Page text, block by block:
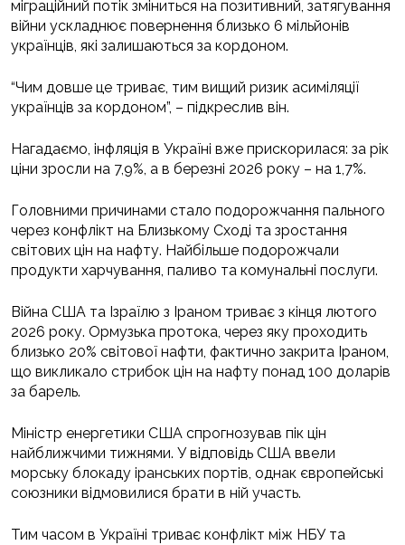
міграційний потік зміниться на позитивний, затягування
війни ускладнює повернення близько 6 мільйонів
українців, які залишаються за кордоном.
“Чим довше це триває, тим вищий ризик асиміляції
українців за кордоном”, – підкреслив він.
Нагадаємо, інфляція в Україні вже прискорилася: за рік
ціни зросли на 7,9%, а в березні 2026 року – на 1,7%.
Головними причинами стало подорожчання пального
через конфлікт на Близькому Сході та зростання
світових цін на нафту. Найбільше подорожчали
продукти харчування, паливо та комунальні послуги.
Війна США та Ізраїлю з Іраном триває з кінця лютого
2026 року. Ормузька протока, через яку проходить
близько 20% світової нафти, фактично закрита Іраном,
що викликало стрибок цін на нафту понад 100 доларів
за барель.
Міністр енергетики США спрогнозував пік цін
найближчими тижнями. У відповідь США ввели
морську блокаду іранських портів, однак європейські
союзники відмовилися брати в ній участь.
Тим часом в Україні триває конфлікт між НБУ та